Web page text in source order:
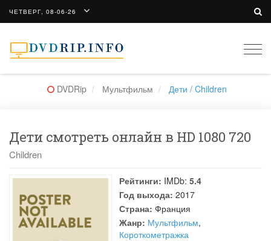
ЧЕТВЕРГ, 08-06-26
DVDRip Мультфильм Дети / Children
Дети смотреть онлайн в HD 1080 720
Children
Рейтинги: IMDb: 5.4
Год выхода: 2017
Страна: Франция
Жанр: Мультфильм,
Короткометражка